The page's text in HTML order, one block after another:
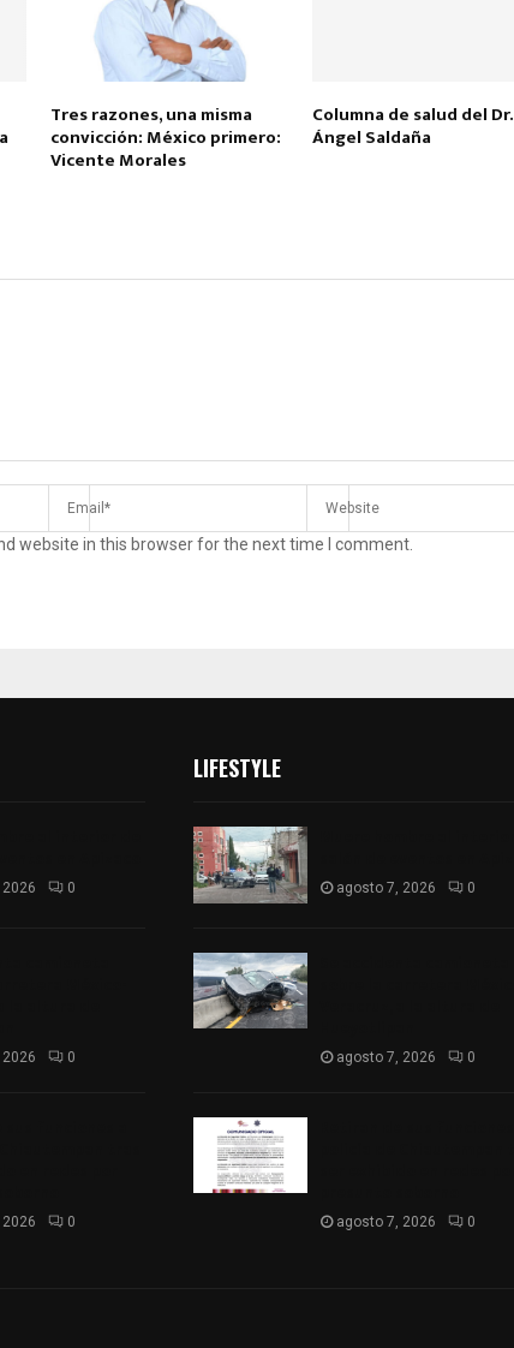
Tres razones, una misma
convicción: México primero:
Vicente Morales
Columna de salud del Dr.
Ángel Saldaña
website in this browser for the next time I comment.
0
0
0
LIFESTYLE
agosto 7, 2026 0
agosto 7, 2026 0
agosto 7, 2026 0